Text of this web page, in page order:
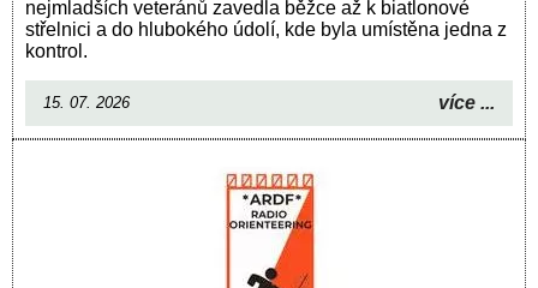
nejmladších veteránů zavedla běžce až k biatlonové
střelnici a do hlubokého údolí, kde byla umístěna jedna z
kontrol.
15. 07. 2026 více ...